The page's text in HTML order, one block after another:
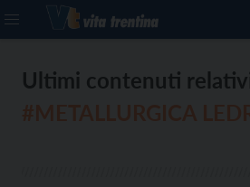
Ultimi contenuti